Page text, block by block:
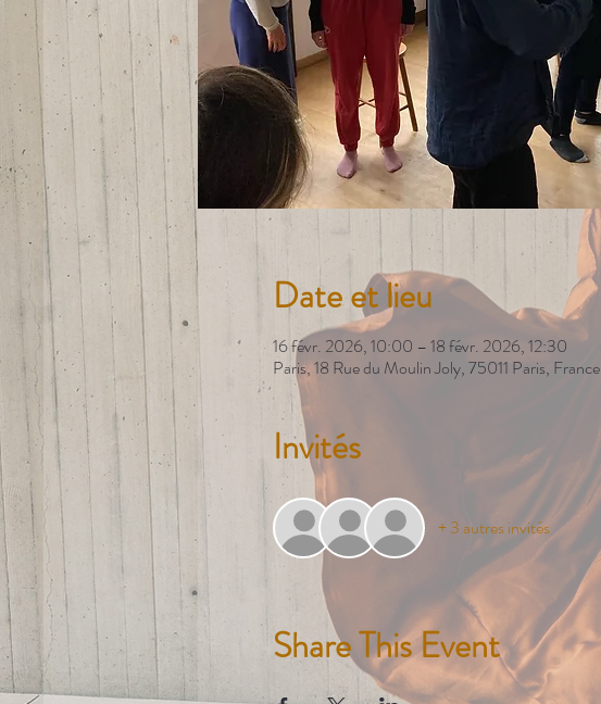
Date et lieu
16 févr. 2026, 10:00 – 18 févr. 2026, 12:30
Paris, 18 Rue du Moulin Joly, 75011 Paris, France
Invités
+ 3 autres invités
Share This Event